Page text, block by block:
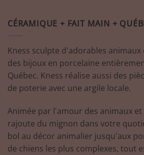
du
CÉRAMIQUE + FAIT MAIN +
Kness sculpte d'adorables
des bijoux en porcelaine
Québec. Kness réalise aussi des
de poterie avec une argile locale.
Animée par l'amour des animaux et
rajoute du mignon dans votre
bol au décor animalier jusqu'aux
de chiens les plus complexes, tout